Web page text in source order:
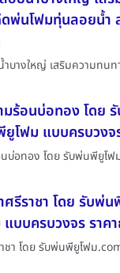
พ่นโฟมทุ่นลอยน้ำ
บางใหญ่ เสริมความทนท
ร้อนบ่อทอง โดย
โฟม แบบครบวงจ
บ่อทอง โดย รับพ่นพียูโ
รีราชา โดย รับพ่
บบครบวงจร ราค
ชา โดย รับพ่นพียูโฟม